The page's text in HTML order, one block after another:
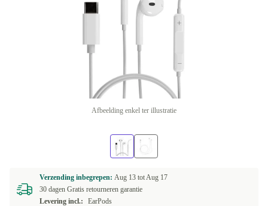
Afbeelding enkel ter illustratie
Verzending inbegrepen: Aug 13 totAug 17
30 dagen Gratis retourneren garantie
Levering incl.:
EarPods